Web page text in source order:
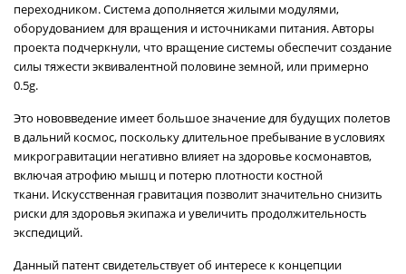
переходником. Система дополняется жилыми модулями,
оборудованием для вращения и источниками питания. Авторы
проекта подчеркнули, что вращение системы обеспечит создание
силы тяжести эквивалентной половине земной, или примерно
0.5g.
Это нововведение имеет большое значение для будущих полетов
в дальний космос, поскольку длительное пребывание в условиях
микрогравитации негативно влияет на здоровье космонавтов,
включая атрофию мышц и потерю плотности костной
ткани. Искусственная гравитация позволит значительно снизить
риски для здоровья экипажа и увеличить продолжительность
экспедиций.
Данный патент свидетельствует об интересе к концепции